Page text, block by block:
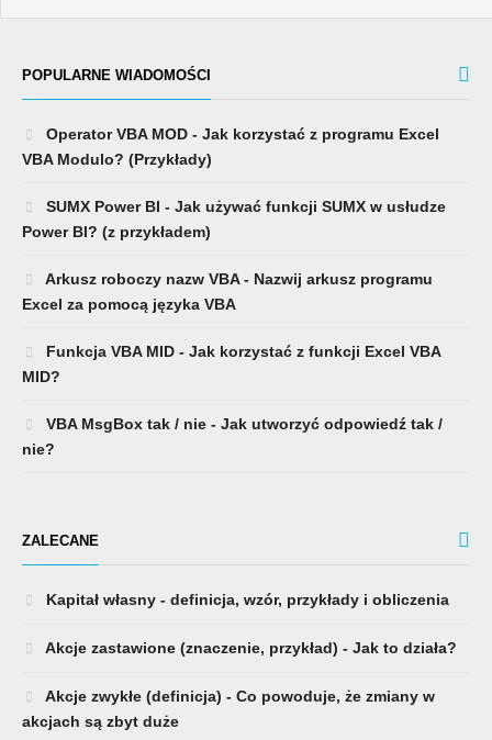
POPULARNE WIADOMOŚCI
Operator VBA MOD - Jak korzystać z programu Excel
VBA Modulo? (Przykłady)
SUMX Power BI - Jak używać funkcji SUMX w usłudze
Power BI? (z przykładem)
Arkusz roboczy nazw VBA - Nazwij arkusz programu
Excel za pomocą języka VBA
Funkcja VBA MID - Jak korzystać z funkcji Excel VBA
MID?
VBA MsgBox tak / nie - Jak utworzyć odpowiedź tak /
nie?
ZALECANE
Kapitał własny - definicja, wzór, przykłady i obliczenia
Akcje zastawione (znaczenie, przykład) - Jak to działa?
Akcje zwykłe (definicja) - Co powoduje, że zmiany w
akcjach są zbyt duże